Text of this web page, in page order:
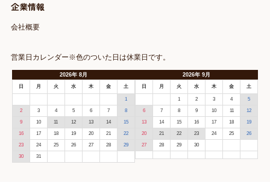
企業情報
会社概要
営業日カレンダー※色のついた日は休業日です。
2026年 8月
日 月 火 水 木 金 土
1
2 3 4 5 6 7 8
9 10 11 12 13 14 15
16 17 18 19 20 21 22
23 24 25 26 27 28 29
30 31
2026年9月
日 月 火 水 木 金 土
1 2 3 4 5
6 7 8 9 10 11 12
13 14 15 16 17 18 19
20 21 22 23 24 25 26
27 28 29 30